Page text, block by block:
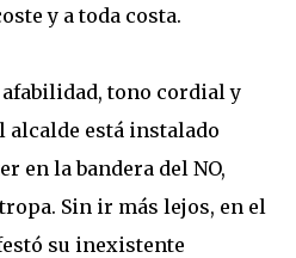
y a toda costa.
tono cordial y
alcalde está instalado
en la bandera del NO,
Sin ir más lejos, en el
su inexistente